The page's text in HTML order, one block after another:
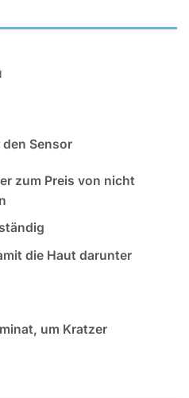
Sensor
zum Preis von nicht
die Haut darunter
um Kratzer